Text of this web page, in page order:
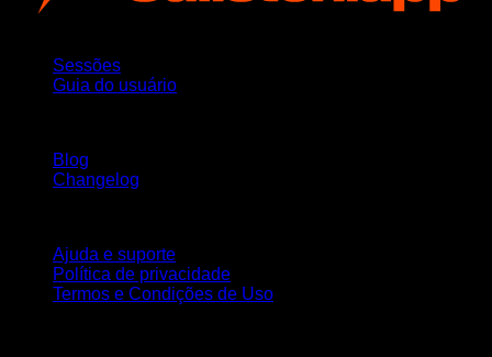
Sessões
Guia do usuário
Blog
Changelog
Ajuda e suporte
Política de privacidade
Termos e Condições de Uso